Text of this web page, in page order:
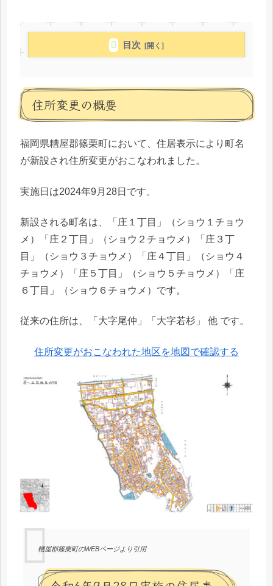
目次
住所変更の概要
福岡県糟屋郡篠栗町において、住居表示により町名
が新設され住所変更がおこなわれました。
実施日は2024年9月28日です。
新設される町名は、「庄１丁目」（ショウ１チョウ
メ）「庄２丁目」（ショウ２チョウメ）「庄３丁
目」（ショウ３チョウメ）「庄４丁目」（ショウ４
チョウメ）「庄５丁目」（ショウ５チョウメ）「庄
６丁目」（ショウ６チョウメ）です。
従来の住所は、「大字尾仲」「大字若杉」 他 です。
住所変更がおこなわれた地区を地図で確認する
糟屋郡篠栗町のWEBページより引用